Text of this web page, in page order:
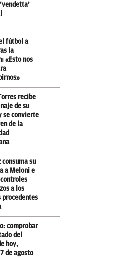
fútbol a
la
«Esto nos
recibe
de su
se convierte
de la
consuma su
a Meloni e
a los
procedentes
comprobar
del
hoy,
de agosto